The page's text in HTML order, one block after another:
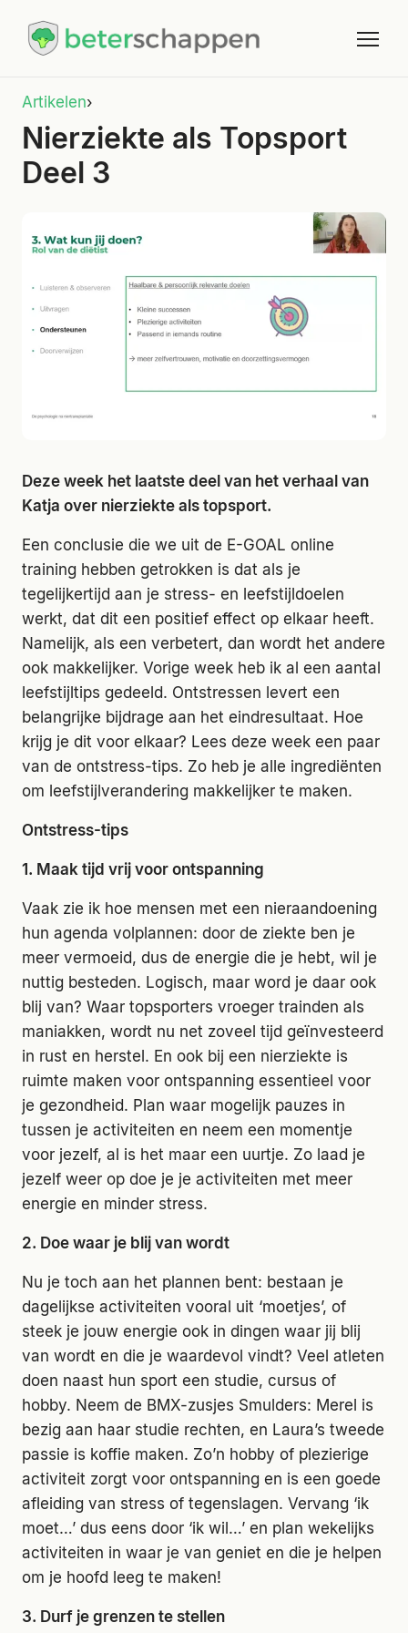
Artikelen›
Nierziekte als Topsport
Deel 3
Deze week het laatste deel van het verhaal van
Katja over nierziekte als topsport.
Een conclusie die we uit de E-GOAL online
training hebben getrokken is dat als je
tegelijkertijd aan je stress- en leefstijldoelen
werkt, dat dit een positief effect op elkaar heeft.
Namelijk, als een verbetert, dan wordt het andere
ook makkelijker. Vorige week heb ik al een aantal
leefstijltips gedeeld. Ontstressen levert een
belangrijke bijdrage aan het eindresultaat. Hoe
krijg je dit voor elkaar? Lees deze week een paar
van de ontstress-tips. Zo heb je alle ingrediënten
om leefstijlverandering makkelijker te maken.
Ontstress-tips
1. Maak tijd vrij voor ontspanning
Vaak zie ik hoe mensen met een nieraandoening
hun agenda volplannen: door de ziekte ben je
meer vermoeid, dus de energie die je hebt, wil je
nuttig besteden. Logisch, maar word je daar ook
blij van? Waar topsporters vroeger trainden als
maniakken, wordt nu net zoveel tijd geïnvesteerd
in rust en herstel. En ook bij een nierziekte is
ruimte maken voor ontspanning essentieel voor
je gezondheid. Plan waar mogelijk pauzes in
tussen je activiteiten en neem een momentje
voor jezelf, al is het maar een uurtje. Zo laad je
jezelf weer op doe je je activiteiten met meer
energie en minder stress.
2. Doe waar je blij van wordt
Nu je toch aan het plannen bent: bestaan je
dagelijkse activiteiten vooral uit ‘moetjes’, of
steek je jouw energie ook in dingen waar jij blij
van wordt en die je waardevol vindt? Veel atleten
doen naast hun sport een studie, cursus of
hobby. Neem de BMX-zusjes Smulders: Merel is
bezig aan haar studie rechten, en Laura’s tweede
passie is koffie maken. Zo’n hobby of plezierige
activiteit zorgt voor ontspanning en is een goede
afleiding van stress of tegenslagen. Vervang ‘ik
moet…’ dus eens door ‘ik wil…’ en plan wekelijks
activiteiten in waar je van geniet en die je helpen
om je hoofd leeg te maken!
3. Durf je grenzen te stellen